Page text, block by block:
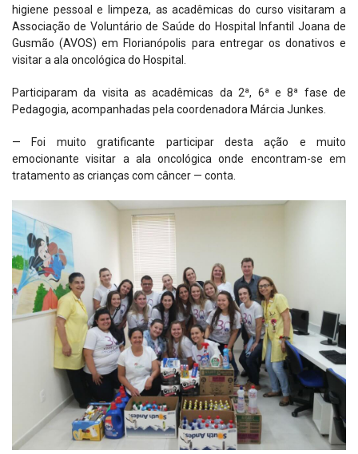
higiene pessoal e limpeza, as acadêmicas do curso visitaram a
Associação de Voluntário de Saúde do Hospital Infantil Joana de
Gusmão (AVOS) em Florianópolis para entregar os donativos e
visitar a ala oncológica do Hospital.
Participaram da visita as acadêmicas da 2ª, 6ª e 8ª fase de
Pedagogia, acompanhadas pela coordenadora Márcia Junkes.
— Foi muito gratificante participar desta ação e muito
emocionante visitar a ala oncológica onde encontram-se em
tratamento as crianças com câncer — conta.